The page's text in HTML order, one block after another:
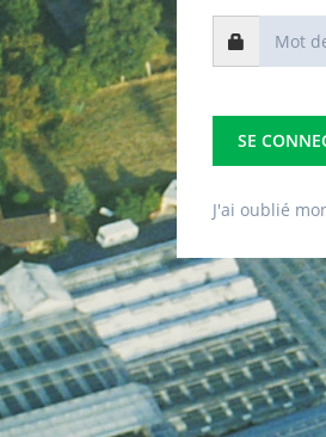
SE
J'ai oublié